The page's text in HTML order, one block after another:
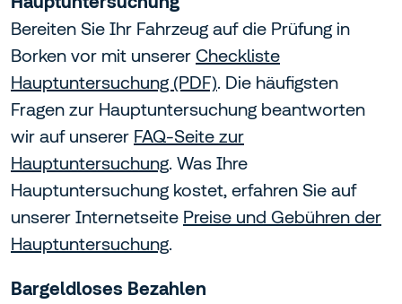
Bereiten Sie Ihr Fahrzeug auf die Prüfung in
Borken vor mit unserer Checkliste
Hauptuntersuchung (PDF). Die häufigsten
Fragen zur Hauptuntersuchung beantworten
wir auf unserer FAQ-Seite zur
Hauptuntersuchung. Was Ihre
Hauptuntersuchung kostet, erfahren Sie auf
unserer Internetseite Preise und Gebühren der
Hauptuntersuchung.
Bargeldloses Bezahlen